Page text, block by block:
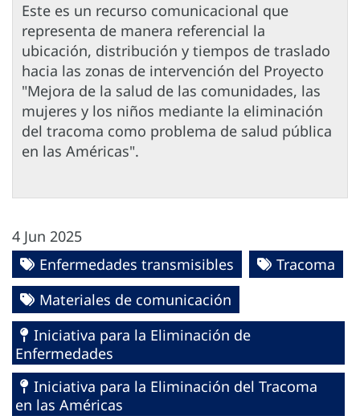
Este es un recurso comunicacional que
representa de manera referencial la
ubicación, distribución y tiempos de traslado
hacia las zonas de intervención del Proyecto
"Mejora de la salud de las comunidades, las
mujeres y los niños mediante la eliminación
del tracoma como problema de salud pública
en las Américas".
4 Jun 2025
Enfermedades transmisibles
Tracoma
Materiales de comunicación
Iniciativa para la Eliminación de
Enfermedades
Iniciativa para la Eliminación del Tracoma
en las Américas